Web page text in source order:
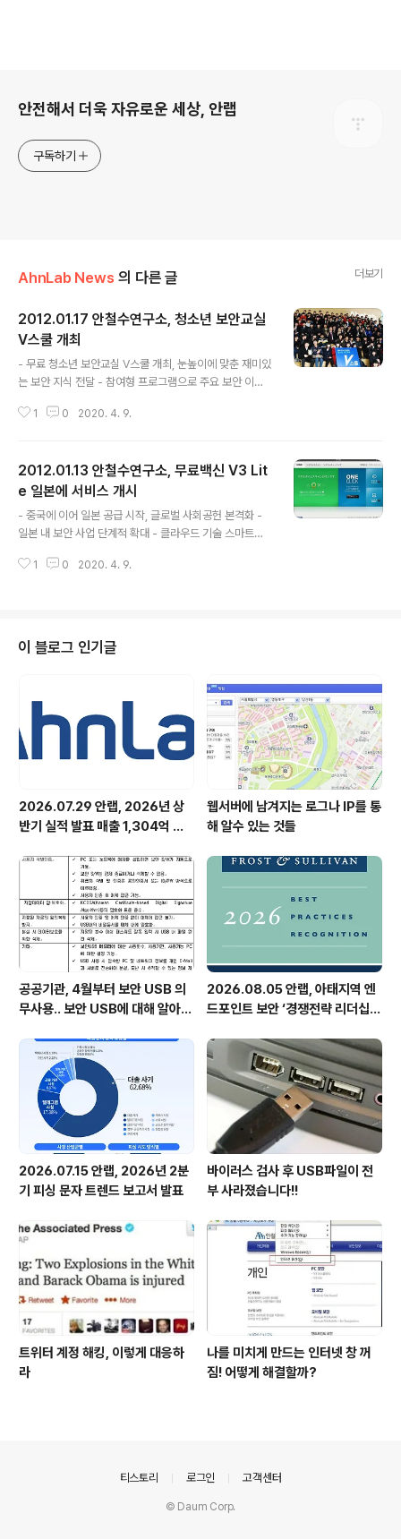
안전해서 더욱 자유로운 세상, 안랩
구독하기
AhnLab News 의 다른 글 더보기
2012.01.17 안철수연구소, 청소년 보안교실
V스쿨 개최
- 무료 청소년 보안교실 V스쿨 개최, 눈높이에 맞춘 재미있
는 보안 지식 전달 - 참여형 프로그램으로 주요 보안 이슈
김홍선 www.ahnlab.com)가 1월 17일(화) 한국인터넷
교실 ‘V스쿨’을 개최했다. ‘V스쿨’은 지난 2006년 처음 시
작되어, 겨울과 여름 방학기간 중 연 2회 열리며, 날로 지능
화하는 보안 위협 속에서 청소년 스스로가 자신의 정보를
보호하는 생활 습관을 기르고 건전한 보안 의식을 갖게 함
자리잡았다. *사진 설명 : 김홍선 안철수연구소 대표와 서
1 0 2020. 4. 9.
2012.01.13 안철수연구소, 무료백신 V3 Lit
e 일본에 서비스 개시
- 중국에 이어 일본 공급 시작, 글로벌 사회공헌 본격화 -
일본 내 보안 사업 단계적 확대 - 클라우드 기술 스마트디
안철수연구소(대표 김홍선, www.ahnlab.com, 약칭 안
중국에 이어 글로벌 사회공헌활동을 확대하고 앞선 순수
국산 보안 기술력을 전 세계에 전파한다는 점에서 의미가
적 개인용 무료 백신이다. ‘V3 Lite’의 차별점은 용량이 매
우 가볍고 작동 속도가 빠르며, 안랩의 클..
1 0 2020. 4. 9.
이 블로그 인기글
2026.07.29 안랩, 2026년 상
반기 실적 발표 매출 1,304억 원,
웹서버에 남겨지는 로그나 IP를 통
해 알수 있는 것들
공공기관, 4월부터 보안 USB 의
무사용.. 보안 USB에 대해 알아봅
2026.08.05 안랩, 아태지역 엔
드포인트 보안 ‘경쟁전략 리더십’
2026.07.15 안랩, 2026년 2분
기 피싱 문자 트렌드 보고서 발표
바이러스 검사 후 USB파일이 전
부 사라졌습니다!!
트위터 계정 해킹, 이렇게 대응하
라
나를 미치게 만드는 인터넷 창 꺼
짐! 어떻게 해결할까?
티스토리 로그인 고객센터
© Daum Corp.